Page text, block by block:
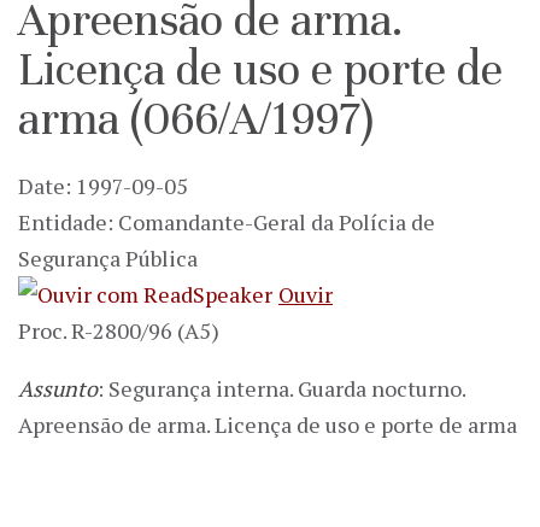
Apreensão de arma.
Licença de uso e porte de
arma (066/A/1997)
Date: 1997-09-05
Entidade: Comandante-Geral da Polícia de
Segurança Pública
Ouvir
Proc. R-2800/96 (A5)
Assunto: Segurança interna. Guarda nocturno.
Apreensão de arma. Licença de uso e porte de arma